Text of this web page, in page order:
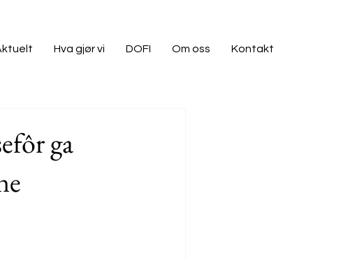
Hva gjør vi DOFI Om oss Kontakt
ga